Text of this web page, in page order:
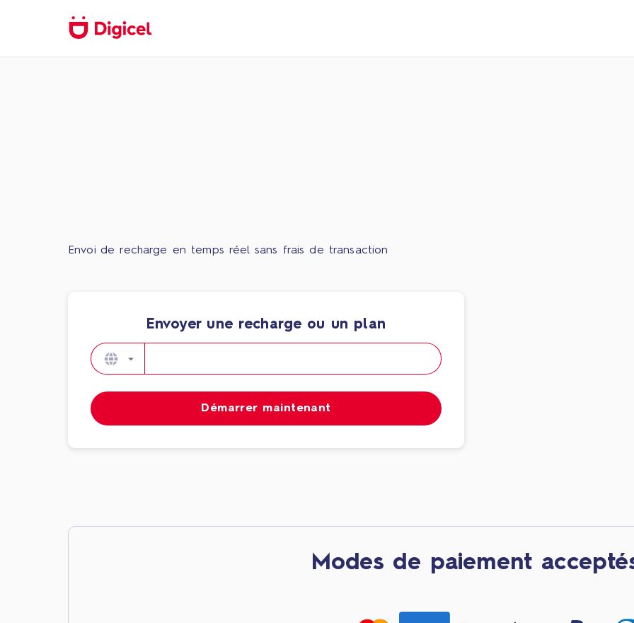
Envoi de recharge en temps réel sans frais de transaction
Envoyer une recharge ou un plan
Démarrer maintenant
Modes de paiement